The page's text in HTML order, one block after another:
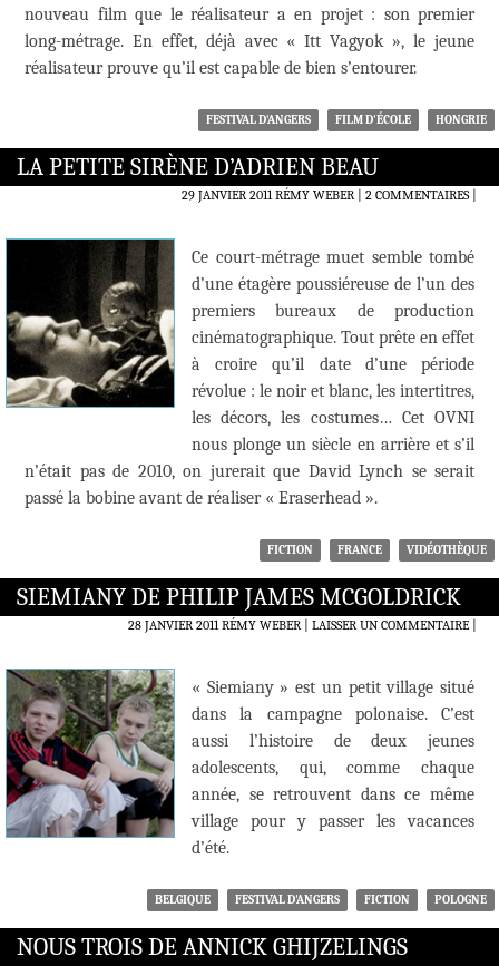
nouveau film que le réalisateur a en projet : son premier
long-métrage. En effet, déjà avec « Itt Vagyok », le jeune
réalisateur prouve qu’il est capable de bien s’entourer.
FESTIVAL D'ANGERS FILM D'ÉCOLE HONGRIE
LA PETITE SIRÈNE D’ADRIEN BEAU
29 JANVIER 2011 RÉMY WEBER 2 COMMENTAIRES|
Ce court-métrage muet semble tombé
d’une étagère poussiéreuse de l’un des
premiers bureaux de production
cinématographique. Tout prête en effet
à croire qu’il date d’une période
révolue : le noir et blanc, les intertitres,
les décors, les costumes… Cet OVNI
nous plonge un siècle en arrière et s’il
n’était pas de 2010, on jurerait que David Lynch se serait
passé la bobine avant de réaliser « Eraserhead ».
FICTION FRANCE VIDÉOTHÈQUE
SIEMIANY DE PHILIP JAMES MCGOLDRICK
28 JANVIER 2011 RÉMY WEBER LAISSER UN COMMENTAIRE|
« Siemiany » est un petit village situé
dans la campagne polonaise. C’est
aussi l’histoire de deux jeunes
adolescents, qui, comme chaque
année, se retrouvent dans ce même
village pour y passer les vacances
d’été.
BELGIQUE FESTIVAL D'ANGERS FICTION POLOGNE
NOUS TROIS DE ANNICK GHIJZELINGS